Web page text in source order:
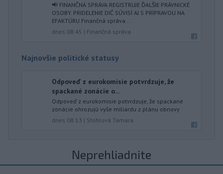
📢 FINANČNÁ SPRÁVA REGISTRUJE ĎALŠIE PRÁVNICKÉ
OSOBY. PRIDELENIE DIČ SÚVISÍ AJ S PRÍPRAVOU NA
EFAKTÚRU Finančná správa ...
dnes 08:45 | Finančná správa
Najnovšie politické statusy
Odpoveď z eurokomisie potvrdzuje, že
spackané zonácie o...
Odpoveď z eurokomisie potvrdzuje, že spackané
zonácie ohrozujú vyše miliardu z plánu obnovy
dnes 08:13 | Stohlová Tamara
Neprehliadnite